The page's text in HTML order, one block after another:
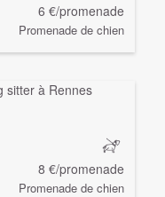
6 €/promenade
Promenade de chien
8 €/promenade
Promenade de chien